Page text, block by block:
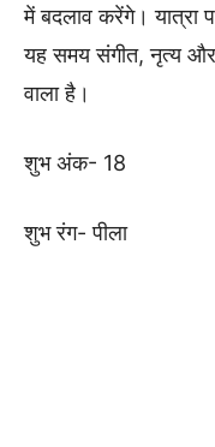
में बदलाव करेंगे। यात्रा
यह समय संगीत, नृत्य
वाला है।
शुभ अंक- 18
शुभ रंग- पीला